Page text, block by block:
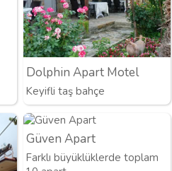
Dolphin Apart Motel
Keyifli taş bahçe
Güven Apart
Farklı büyüklüklerde toplam